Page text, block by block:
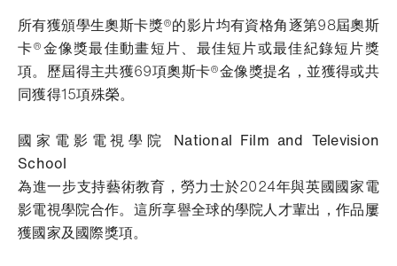
所有獲頒學生奧斯卡獎®的影片均有資格角逐第98屆奧斯
卡®金像獎最佳動畫短片、最佳短片或最佳紀錄短片獎
項。歷屆得主共獲69項奧斯卡®金像獎提名，並獲得或共
同獲得15項殊榮。
國家電影電視學院 National Film and Television
School
為進一步支持藝術教育，勞力士於2024年與英國國家電
影電視學院合作。這所享譽全球的學院人才輩出，作品屢
獲國家及國際獎項。